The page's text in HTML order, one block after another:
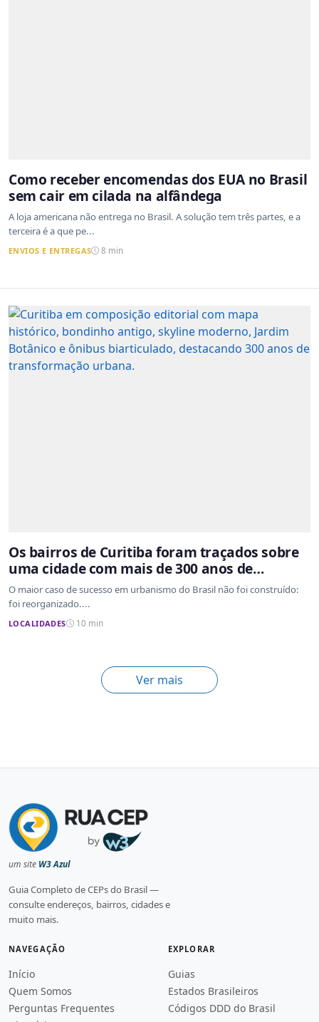
Como receber encomendas dos EUA no Brasil
sem cair em cilada na alfândega
A loja americana não entrega no Brasil. A solução tem três partes, e a
terceira é a que pe...
ENVIOS E ENTREGAS 8 min
Os bairros de Curitiba foram traçados sobre
uma cidade com mais de 300 anos de
ocupação desordenada
O maior caso de sucesso em urbanismo do Brasil não foi construído:
foi reorganizado....
LOCALIDADES 10 min
Ver mais
um site W3 Azul
Guia Completo de CEPs do Brasil —
consulte endereços, bairros, cidades e
muito mais.
NAVEGAÇÃO
Início
Quem Somos
Perguntas Frequentes
EXPLORAR
Guias
Estados Brasileiros
Códigos DDD do Brasil